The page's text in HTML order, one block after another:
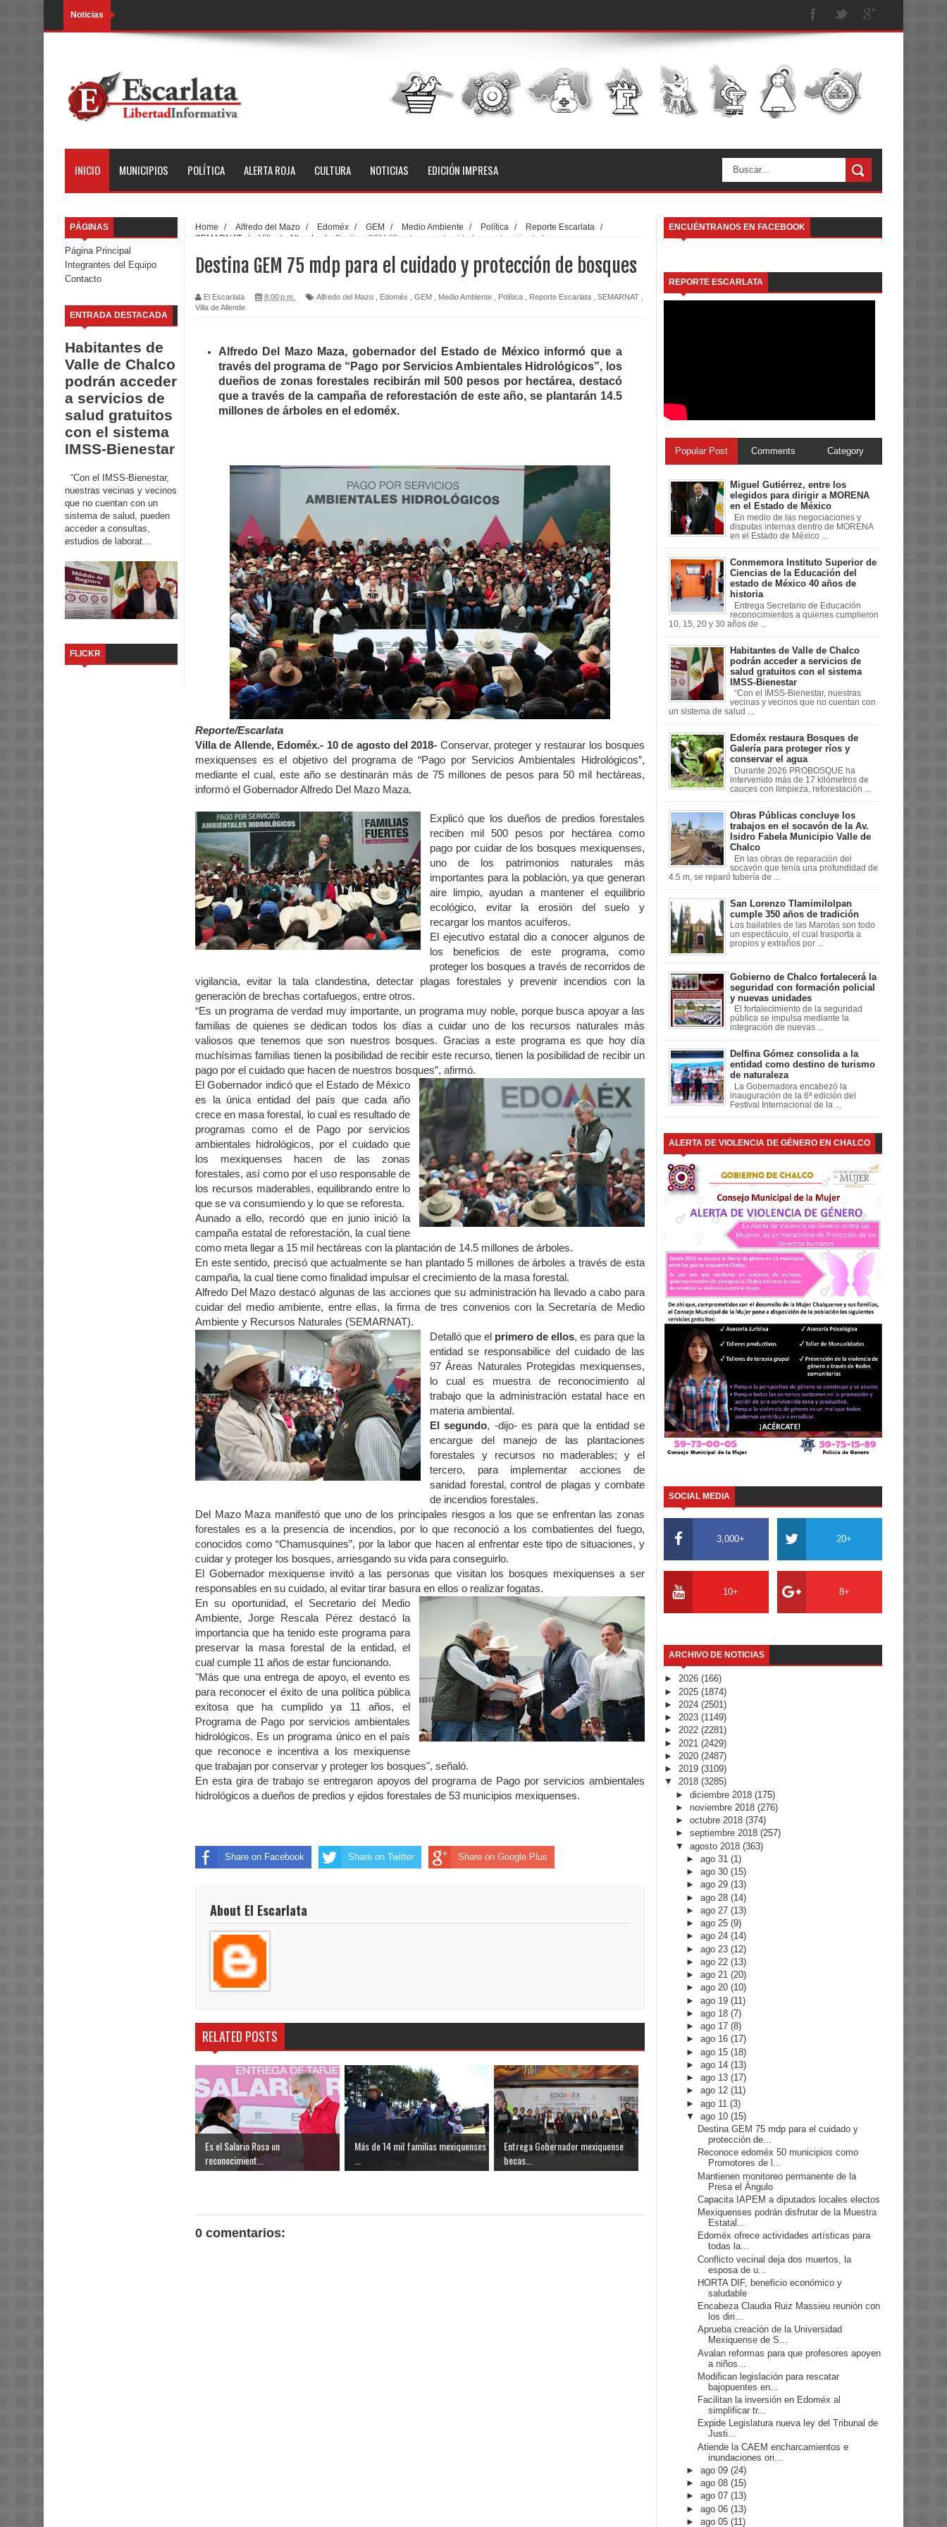
Noticias
INICIO MUNICIPIOS POLÍTICA ALERTA ROJA CULTURA NOTICIAS EDICIÓN IMPRESA
PÁGINAS
Página Principal
Integrantes del Equipo
Contacto
ENTRADA DESTACADA
Habitantes de
Valle de Chalco
podrán acceder
a servicios de
salud gratuitos
con el sistema
IMSS-Bienestar
“Con el IMSS-Bienestar,
nuestras vecinas y vecinos
que no cuentan con un
sistema de salud, pueden
acceder a consultas,
estudios de laborat...
FLICKR
Home / Alfredo del Mazo / Edoméx / GEM / Medio Ambiente / Política / Reporte Escarlata
/
SEMARNAT
/ Villa de Allende / Destina GEM 75 mdp para el cuidado y protección de bosques
Destina GEM 75 mdp para el cuidado y protección de bosques
El Escarlata 8:00 p.m. Alfredo del Mazo Edoméx GEM Medio Ambiente Política Reporte Escarlata SEMARNAT
Villa de Allende
Alfredo Del Mazo Maza, gobernador del Estado de México informó que a
través del programa de “Pago por Servicios Ambientales Hidrológicos”, los
dueños de zonas forestales recibirán mil 500 pesos por hectárea, destacó
que a través de la campaña de reforestación de este año, se plantarán 14.5
millones de árboles en el edoméx.
Reporte/Escarlata
Villa de Allende, Edoméx.- 10 de agosto del 2018- Conservar, proteger y restaurar los bosques
mexiquenses es el objetivo del programa de “Pago por Servicios Ambientales Hidrológicos”,
mediante el cual, este año se destinarán más de 75 millones de pesos para 50 mil hectáreas,
informó el Gobernador Alfredo Del Mazo Maza.
Explicó que los dueños de predios forestales
reciben mil 500 pesos por hectárea como
pago por cuidar de los bosques mexiquenses,
uno de los patrimonios naturales más
importantes para la población, ya que generan
aire limpio, ayudan a mantener el equilibrio
ecológico, evitar la erosión del suelo y
recargar los mantos acuíferos.
El ejecutivo estatal dio a conocer algunos de
los beneficios de este programa, como
proteger los bosques a través de recorridos de
vigilancia, evitar la tala clandestina, detectar plagas forestales y prevenir incendios con la
generación de brechas cortafuegos, entre otros.
“Es un programa de verdad muy importante, un programa muy noble, porque busca apoyar a las
familias de quienes se dedican todos los días a cuidar uno de los recursos naturales más
valiosos que tenemos que son nuestros bosques. Gracias a este programa es que hoy día
muchísimas familias tienen la posibilidad de recibir este recurso, tienen la posibilidad de recibir un
pago por el cuidado que hacen de nuestros bosques”, afirmó.
El Gobernador indicó que el Estado de México
es la única entidad del país que cada año
crece en masa forestal, lo cual es resultado de
programas como el de Pago por servicios
ambientales hidrológicos, por el cuidado que
los mexiquenses hacen de las zonas
forestales, así como por el uso responsable de
los recursos maderables, equilibrando entre lo
que se va consumiendo y lo que se reforesta.
Aunado a ello, recordó que en junio inició la
campaña estatal de reforestación, la cual tiene
como meta llegar a 15 mil hectáreas con la plantación de 14.5 millones de árboles.
En este sentido, precisó que actualmente se han plantado 5 millones de árboles a través de esta
campaña, la cual tiene como finalidad impulsar el crecimiento de la masa forestal.
Alfredo Del Mazo destacó algunas de las acciones que su administración ha llevado a cabo para
cuidar del medio ambiente, entre ellas, la firma de tres convenios con la Secretaría de Medio
Ambiente y Recursos Naturales (SEMARNAT).
Detalló que el primero de ellos, es para que la
entidad se responsabilice del cuidado de las
97 Áreas Naturales Protegidas mexiquenses,
lo cual es muestra de reconocimiento al
trabajo que la administración estatal hace en
materia ambiental.
El segundo, -dijo- es para que la entidad se
encargue del manejo de las plantaciones
forestales y recursos no maderables; y el
tercero, para implementar acciones de
sanidad forestal, control de plagas y combate
de incendios forestales.
Del Mazo Maza manifestó que uno de los principales riesgos a los que se enfrentan las zonas
forestales es a la presencia de incendios, por lo que reconoció a los combatientes del fuego,
conocidos como “Chamusquines”, por la labor que hacen al enfrentar este tipo de situaciones, y
cuidar y proteger los bosques, arriesgando su vida para conseguirlo.
El Gobernador mexiquense invitó a las personas que visitan los bosques mexiquenses a ser
responsables en su cuidado, al evitar tirar basura en ellos o realizar fogatas.
En su oportunidad, el Secretario del Medio
Ambiente, Jorge Rescala Pérez destacó la
importancia que ha tenido este programa para
preservar la masa forestal de la entidad, el
cual cumple 11 años de estar funcionando.
"Más que una entrega de apoyo, el evento es
para reconocer el éxito de una política pública
exitosa que ha cumplido ya 11 años, el
Programa de Pago por servicios ambientales
hidrológicos. Es un programa único en el país
que reconoce e incentiva a los mexiquense
que trabajan por conservar y proteger los bosques", señaló.
En esta gira de trabajo se entregaron apoyos del programa de Pago por servicios ambientales
hidrológicos a dueños de predios y ejidos forestales de 53 municipios mexiquenses.
Share on Facebook Share on Twitter Share on Google Plus
About El Escarlata
RELATED POSTS
Es el Salario Rosa un
reconocimient...
Más de 14 mil familias mexiquenses
Entrega Gobernador mexiquense
becas...
0 comentarios:
ENCUÉNTRANOS EN FACEBOOK
REPORTE ESCARLATA
Popular Post Comments Category
Miguel Gutiérrez, entre los
elegidos para dirigir a MORENA
en el Estado de México
En medio de las negociaciones y
disputas internas dentro de MORENA
en el Estado de México ...
Conmemora Instituto Superior de
Ciencias de la Educación del
estado de México 40 años de
historia
Entrega Secretario de Educación
reconocimientos a quienes cumplieron
10, 15, 20 y 30 años de ...
Habitantes de Valle de Chalco
podrán acceder a servicios de
salud gratuitos con el sistema
IMSS-Bienestar
“Con el IMSS-Bienestar, nuestras
vecinas y vecinos que no cuentan con
un sistema de salud ...
Edoméx restaura Bosques de
Galería para proteger ríos y
conservar el agua
Durante 2026 PROBOSQUE ha
intervenido más de 17 kilómetros de
cauces con limpieza, reforestación ...
Obras Públicas concluye los
trabajos en el socavón de la Av.
Isidro Fabela Municipio Valle de
Chalco
En las obras de reparación del
socavón que tenía una profundidad de
4.5 m, se reparó tubería de ...
San Lorenzo Tlamimilolpan
cumple 350 años de tradición
Los bailables de las Marotas son todo
un espectáculo, el cual trasporta a
propios y extraños por ...
Gobierno de Chalco fortalecerá la
seguridad con formación policial
y nuevas unidades
El fortalecimiento de la seguridad
pública se impulsa mediante la
integración de nuevas ...
Delfina Gómez consolida a la
entidad como destino de turismo
de naturaleza
La Gobernadora encabezó la
inauguración de la 6ª edición del
Festival Internacional de la ...
ALERTA DE VIOLENCIA DE GÉNERO EN CHALCO
SOCIAL MEDIA
3,000+ 20+
10+ 8+
ARCHIVO DE NOTICIAS
► 2026 (166)
► 2025 (1874)
► 2024 (2501)
► 2023 (1149)
► 2022 (2281)
► 2021 (2429)
► 2020 (2487)
► 2019 (3109)
▼ 2018 (3285)
► diciembre 2018 (175)
► noviembre 2018 (276)
► octubre 2018 (374)
► septiembre 2018 (257)
▼ agosto 2018 (363)
►ago 31(1)
►ago 30(15)
►ago 29(13)
►ago 28(14)
►ago 27(13)
►ago 25(9)
►ago 24(14)
►ago 23(12)
►ago 22(13)
►ago 21(20)
►ago 20(10)
►ago 19(11)
►ago 18(7)
►ago 17(8)
►ago 16(17)
►ago 15(18)
►ago 14(13)
►ago 13(17)
►ago 12(11)
►ago 11(3)
▼ago 10(15)
Destina GEM 75 mdp para el cuidado y
protección de...
Reconoce edoméx 50 municipios como
Promotores de l...
Mantienen monitoreo permanente de la
Presa el Ángulo
Capacita IAPEM a diputados locales electos
Mexiquenses podrán disfrutar de la Muestra
Estatal...
Edoméx ofrece actividades artísticas para
todas la...
Conflicto vecinal deja dos muertos, la
esposa de u...
HORTA DIF, beneficio económico y
saludable
Encabeza Claudia Ruiz Massieu reunión con
los diri...
Aprueba creación de la Universidad
Mexiquense de S...
Avalan reformas para que profesores apoyen
a niños...
Modifican legislación para rescatar
bajopuentes en...
Facilitan la inversión en Edoméx al
simplificar tr...
Expide Legislatura nueva ley del Tribunal de
Justi...
Atiende la CAEM encharcamientos e
inundaciones ori...
►ago 09(24)
►ago 08(15)
►ago 07(13)
►ago 06(13)
►ago 05(11)